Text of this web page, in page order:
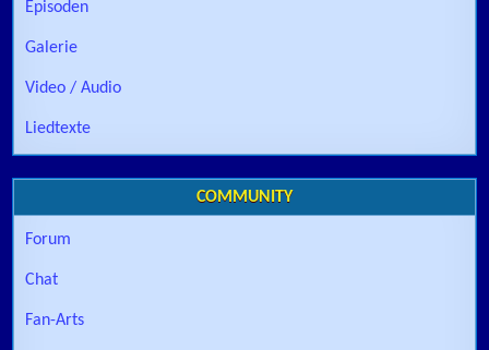
Episoden
Galerie
Video / Audio
Liedtexte
COMMUNITY
Forum
Chat
Fan-Arts